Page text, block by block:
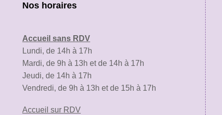
Nos horaires
Accueil sans RDV
Lundi, de 14h à 17h
Mardi, de 9h à 13h et de 14h à 17h
Jeudi, de 14h à 17h
Vendredi, de 9h à 13h et de 15h à 17h
Accueil sur RDV